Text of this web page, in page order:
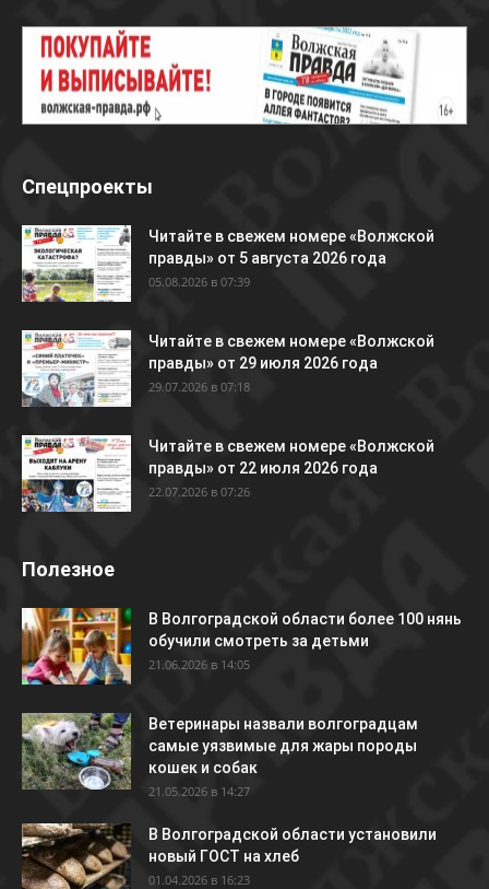
Спецпроекты
Читайте в свежем номере «Волжской
правды» от 5 августа 2026 года
05.08.2026 в 07:39
Читайте в свежем номере «Волжской
правды» от 29 июля 2026 года
29.07.2026 в 07:18
Читайте в свежем номере «Волжской
правды» от 22 июля 2026 года
22.07.2026 в 07:26
Полезное
В Волгоградской области более 100 нянь
обучили смотреть за детьми
21.06.2026 в 14:05
Ветеринары назвали волгоградцам
самые уязвимые для жары породы
кошек и собак
21.05.2026 в 14:27
В Волгоградской области установили
новый ГОСТ на хлеб
01.04.2026 в 16:23